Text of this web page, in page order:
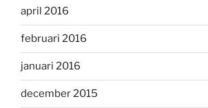
april 2016
februari 2016
januari 2016
december 2015